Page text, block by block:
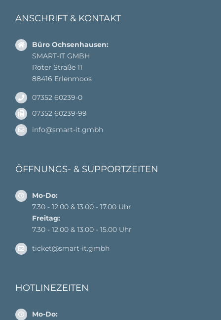
ANSCHRIFT & KONTAKT
Büro Ochsenhausen:
SMART-IT GMBH
Roter Straße 11
88416 Erlenmoos
07352 60239-0
07352 60239-99
info@smart-it.gmbh
ÖFFNUNGS- & SUPPORTZEITEN
Mo-Do:
7.30 - 12.00 & 13.00 - 17.00 Uhr
Freitag:
7.30 - 12.00 & 13.00 - 15.00 Uhr
ticket@smart-it.gmbh
HOTLINEZEITEN
Mo-Do: